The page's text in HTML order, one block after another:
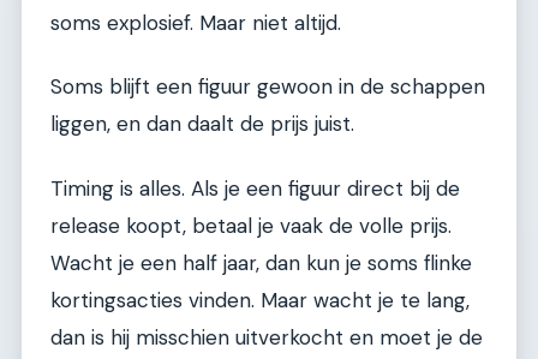
soms explosief. Maar niet altijd.
Soms blijft een figuur gewoon in de schappen
liggen, en dan daalt de prijs juist.
Timing is alles. Als je een figuur direct bij de
release koopt, betaal je vaak de volle prijs.
Wacht je een half jaar, dan kun je soms flinke
kortingsacties vinden. Maar wacht je te lang,
dan is hij misschien uitverkocht en moet je de